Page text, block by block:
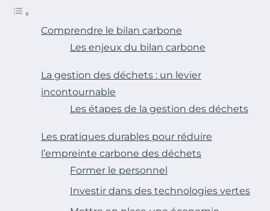
Comprendre le bilan carbone
Les enjeux du bilan carbone
La gestion des déchets : un levier
incontournable
Les étapes de la gestion des déchets
Les pratiques durables pour réduire
l’empreinte carbone des déchets
Former le personnel
Investir dans des technologies vertes